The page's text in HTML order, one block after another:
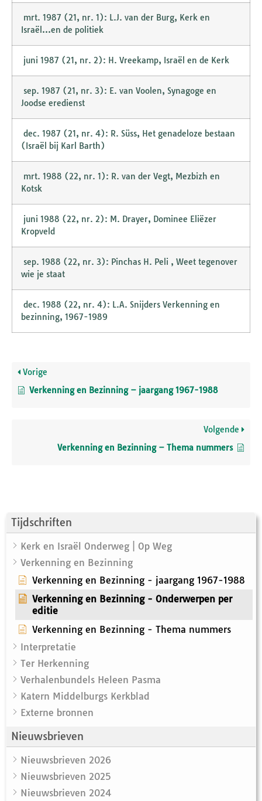
Tijdschriften
Kerk en Israël Onderweg | Op Weg
Verkenning en Bezinning
Verkenning en Bezinning - jaargang 1967-1988
Verkenning en Bezinning - Onderwerpen per
editie
Verkenning en Bezinning - Thema nummers
Interpretatie
Ter Herkenning
Verhalenbundels Heleen Pasma
Katern Middelburgs Kerkblad
Externe bronnen
Nieuwsbrieven
Nieuwsbrieven 2026
Nieuwsbrieven 2025
Nieuwsbrieven 2024
mrt. 1987 (21, nr. 1): L.J. van der Burg, Kerk en
Israël…en de politiek
juni 1987 (21, nr. 2): H. Vreekamp, Israël en de Kerk
sep. 1987 (21, nr. 3): E. van Voolen, Synagoge en
Joodse eredienst
dec. 1987 (21, nr. 4): R. Süss, Het genadeloze bestaan
(Israël bij Karl Barth)
mrt. 1988 (22, nr. 1): R. van der Vegt, Mezbizh en
Kotsk
juni 1988 (22, nr. 2): M. Drayer, Dominee Eliëzer
Kropveld
sep. 1988 (22, nr. 3): Pinchas H. Peli , Weet tegenover
wie je staat
dec. 1988 (22, nr. 4): L.A. Snijders Verkenning en
bezinning, 1967-1989
Vorige
Verkenning en Bezinning – jaargang 1967-1988
Volgende
Verkenning en Bezinning – Thema nummers